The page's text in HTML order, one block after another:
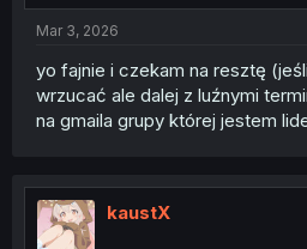
Mar 3, 2026
yo fajnie i czekam na resztę
wrzucać ale dalej z luźnymi
na gmaila grupy której jestem
kaustX